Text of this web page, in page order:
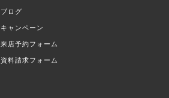
ブログ
キャンペーン
来店予約フォーム
資料請求フォーム